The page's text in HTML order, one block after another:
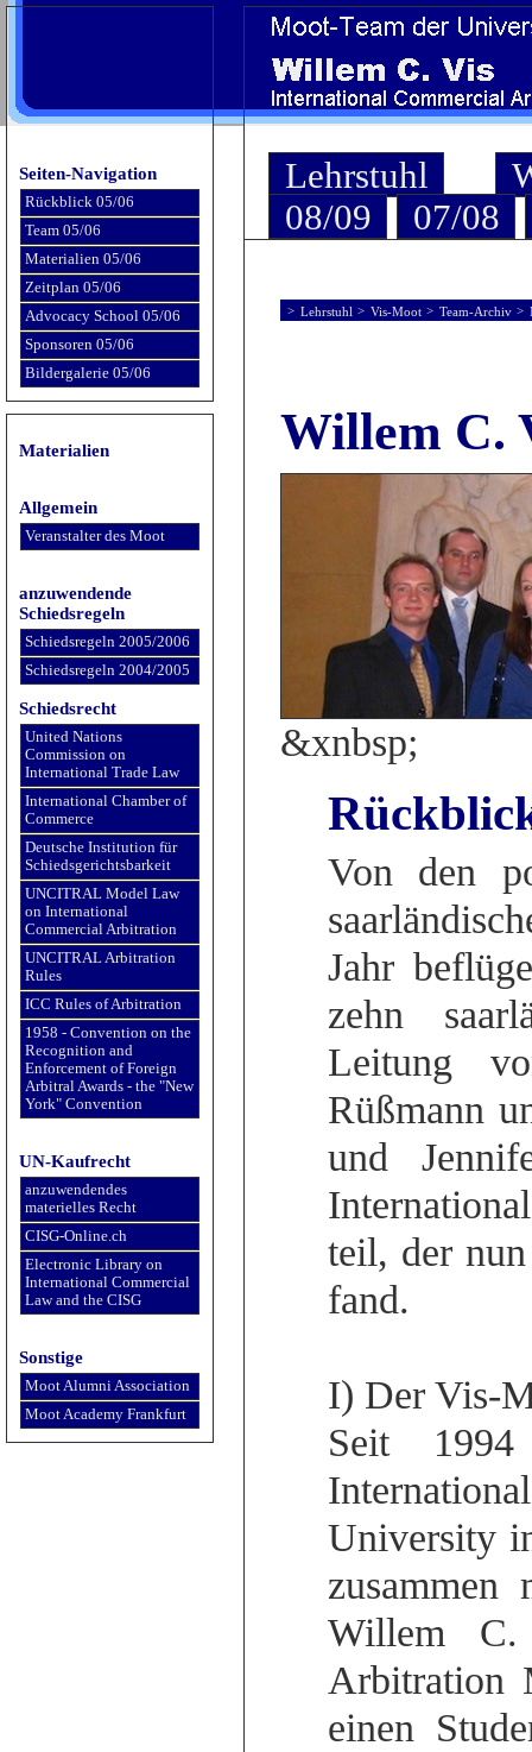
Lehrstuhl
08/09
07/08
> Lehrstuhl > Vis-Moot > Team-Archiv >
Willem C.
&xnbsp;
Von den
Jahr
zehn
Leitung
Rüßmann
und
teil, der
fand.
I) Der Vis-
Seit
University
zusammen
Willem C.
Arbitration
einen
Seiten-Navigation
Rückblick 05/06
Team 05/06
Materialien 05/06
Zeitplan 05/06
Advocacy School 05/06
Sponsoren 05/06
Bildergalerie 05/06
Materialien
Allgemein
Veranstalter des Moot
anzuwendende
Schiedsregeln
Schiedsregeln 2005/2006
Schiedsregeln 2004/2005
Schiedsrecht
United Nations
Commission on
International Trade Law
International Chamber of
Commerce
Deutsche Institution für
Schiedsgerichtsbarkeit
UNCITRAL Model Law
on International
Commercial Arbitration
UNCITRAL Arbitration
Rules
ICC Rules of Arbitration
1958 - Convention on the
Recognition and
Enforcement of Foreign
Arbitral Awards - the "New
York" Convention
UN-Kaufrecht
anzuwendendes
materielles Recht
CISG-Online.ch
Electronic Library on
International Commercial
Law and the CISG
Sonstige
Moot Alumni Association
Moot Academy Frankfurt